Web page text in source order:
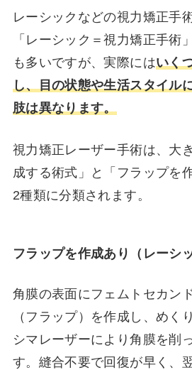
レーシックなどの視力矯正手
「レーシック＝視力矯正手術
も多いですが、実際にはいく
し、目の状態や生活スタイル
肢は異なります。
視力矯正レーザー手術は、大
成する術式」と「フラップを
2種類に分類されます。
フラップを作成あり（レーシッ
角膜の表面にフェムトセカン
（フラップ）を作成し、めく
シマレーザーにより角膜を削
す。縫合不要で回復が早く、